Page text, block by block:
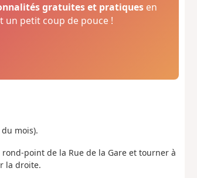
gratuites et pratiques en
un petit coup de pouce !
mois).
point de la Rue de la Gare et tourner à
la droite.